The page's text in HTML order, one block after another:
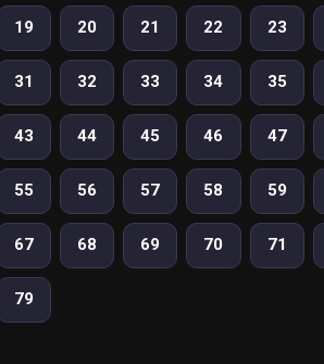
19 20 21 22 23
31 32 33 34 35
43 44 45 46 47
55 56 57 58 59
67 68 69 70 71
79